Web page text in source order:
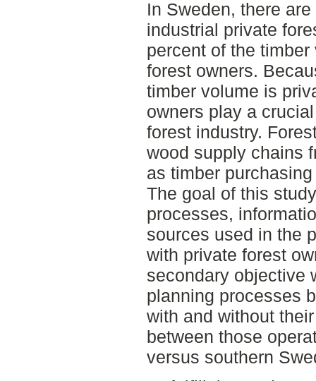
In Sweden, there
industrial private
percent of the
forest owners.
timber volume is
owners play a
forest industry.
wood supply chains
as timber
The goal of this
processes,
sources used in the
with private forest
secondary objective
planning processes
with and without
between those
versus southern